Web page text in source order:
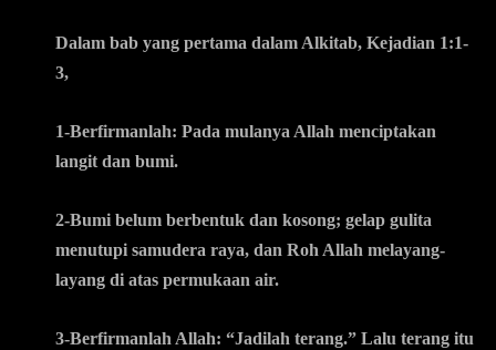
Dalam bab yang pertama dalam Alkitab, Kejadian 1:1-
3,
1-Berfirmanlah: Pada mulanya Allah menciptakan
langit dan bumi.
2-Bumi belum berbentuk dan kosong; gelap gulita
menutupi samudera raya, dan Roh Allah melayang-
layang di atas permukaan air.
3-Berfirmanlah Allah: “Jadilah terang.” Lalu terang itu